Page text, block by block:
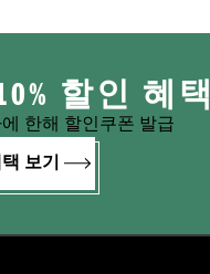
할인 혜
한해 할인쿠폰 발급
보기